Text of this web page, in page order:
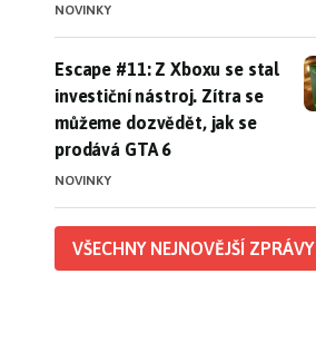
NOVINKY
Escape #11: Z Xboxu se stal
Escape #11: Z Xboxu se stal
investiční nástroj. Zítra se
můžeme dozvědět, jak se
prodává GTA 6
NOVINKY
VŠECHNY NEJNOVĚJŠÍ ZPRÁVY